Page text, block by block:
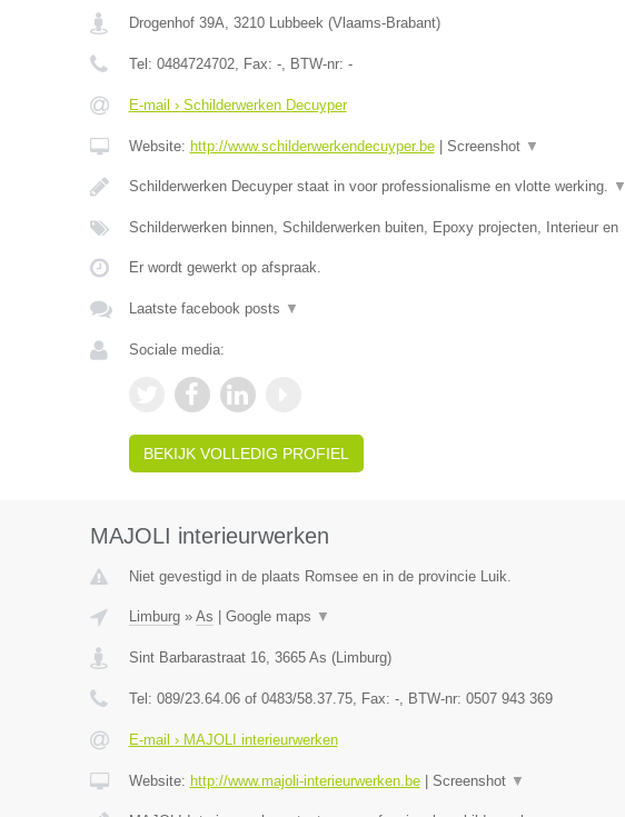
Drogenhof 39A, 3210 Lubbeek(Vlaams-Brabant)
Tel: 0484724702, Fax: -, BTW-nr: -
E-mail › Schilderwerken Decuyper
Website: http://www.schilderwerkendecuyper.be| Screenshot ▼
Schilderwerken Decuyper staat in voor professionalisme en vlotte werking. ▼
Schilderwerken binnen, Schilderwerken buiten, Epoxy projecten, Interieur en
Er wordt gewerkt op afspraak.
Laatste facebook posts ▼
Sociale media:
BEKIJK VOLLEDIG PROFIEL
MAJOLI interieurwerken
Niet gevestigd in de plaats Romsee en in de provincie Luik.
Limburg» As Google maps ▼
Sint Barbarastraat 16, 3665 As (Limburg)
Tel: 089/23.64.06 of 0483/58.37.75, Fax: -, BTW-nr: 0507 943 369
E-mail › MAJOLI interieurwerken
Website: http://www.majoli-interieurwerken.be| Screenshot ▼